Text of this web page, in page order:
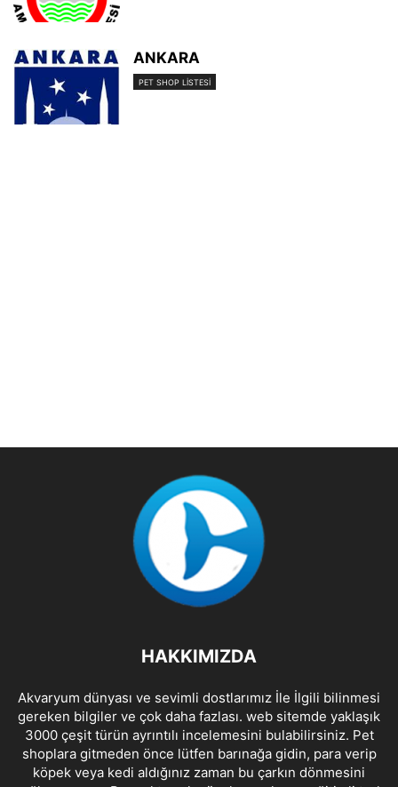
ANKARA
PET SHOP LISTESI
HAKKIMIZDA
Akvaryum dünyası ve sevimli dostlarımız İle İlgili bilinmesi
gereken bilgiler ve çok daha fazlası. web sitemde yaklaşık
3000 çeşit türün ayrıntılı incelemesini bulabilirsiniz. Pet
shoplara gitmeden önce lütfen barınağa gidin, para verip
köpek veya kedi aldığınız zaman bu çarkın dönmesini